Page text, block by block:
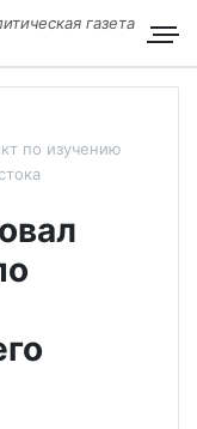
газета
по изучению